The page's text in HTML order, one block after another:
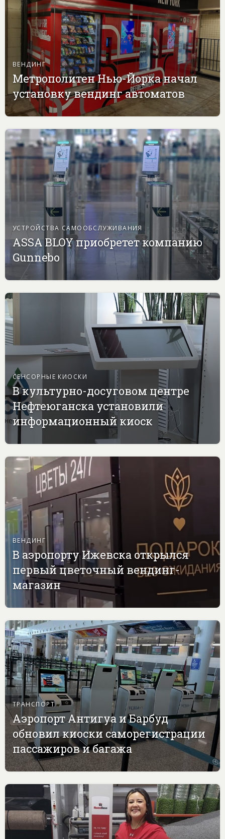
ВЕНДИНГ
Метрополитен Нью-Йорка начал
установку вендинг автоматов
УСТРОЙСТВА САМООБСЛУЖИВАНИЯ
ASSA BLOY приобретет компанию
Gunnebo
СЕНСОРНЫЕ КИОСКИ
В культурно-досуговом центре
Нефтеюганска установили
информационный киоск
ВЕНДИНГ
В аэропорту Ижевска открылся
первый цветочный вендинг-
магазин
ТРАНСПОРТ
Аэропорт Антигуа и Барбуд
обновил киоски саморегистрации
пассажиров и багажа